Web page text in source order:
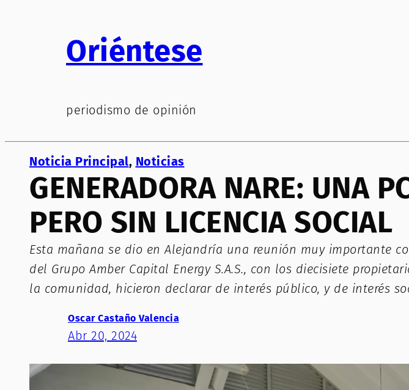
Oriéntese
periodismo de opinión
Noticia Principal, Noticias
GENERADORA NARE: UNA
PERO SIN LICENCIA SOCIAL
Esta mañana se dio en Alejandría una reunión muy importante
del Grupo Amber Capital Energy S.A.S., con los diecisiete
la comunidad, hicieron declarar de interés público, y de interés
Oscar Castaño Valencia
Abr 20, 2024